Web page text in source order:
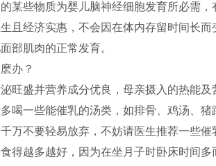
某些物质为婴儿脑神经细胞发育所必需
且经济实惠，不会因在体内存留时间长
部肌肉的正常发育。
办？
旺盛并营养成分优良，母亲摄入的热能
喝一些能催乳的汤类，如排骨、鸡汤、
万不要轻易放弃，不妨请医生推荐一些催
得越多越好，因为在坐月子时卧床时间